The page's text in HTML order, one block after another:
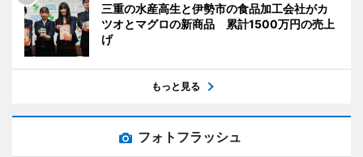
三重の水産高生と伊勢市の食品加工会社がカ
ツオとマグロの新商品 累計1500万円の売上
げ
もっと見る
フォトフラッシュ